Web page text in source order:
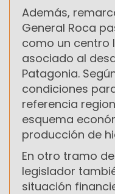
Además,
General Roca
como un centro
asociado al
Patagonia.
condiciones
referencia
esquema
producción de
En otro tramo
legislador
situación